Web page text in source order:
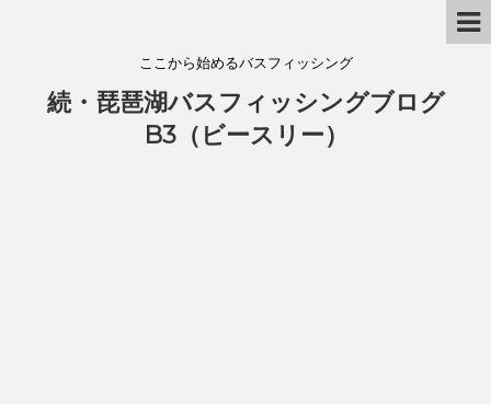
ここから始めるバスフィッシング
続・琵琶湖バスフィッシングブログ
B3（ビースリー）